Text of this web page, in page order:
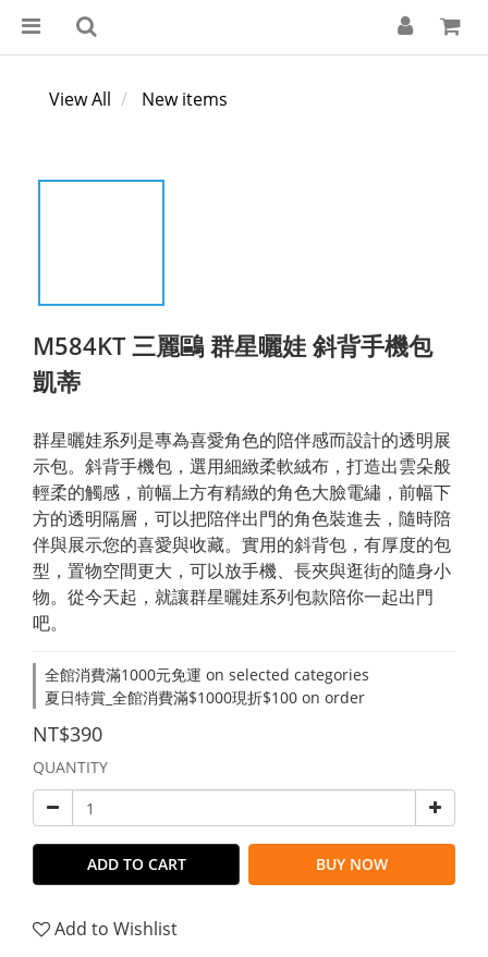
View All New items
M584KT 三麗鷗 群星曬娃 斜背手機包
凱蒂
群星曬娃系列是專為喜愛角色的陪伴感而設計的透明展
示包。斜背手機包，選用細緻柔軟絨布，打造出雲朵般
輕柔的觸感，前幅上方有精緻的角色大臉電繡，前幅下
方的透明隔層，可以把陪伴出門的角色裝進去，隨時陪
伴與展示您的喜愛與收藏。實用的斜背包，有厚度的包
型，置物空間更大，可以放手機、長夾與逛街的隨身小
物。從今天起，就讓群星曬娃系列包款陪你一起出門
吧。
全館消費滿1000元免運 on selected categories
夏日特賞_全館消費滿$1000現折$100 on order
NT$390
QUANTITY
ADD TO CART BUY NOW
Add to Wishlist